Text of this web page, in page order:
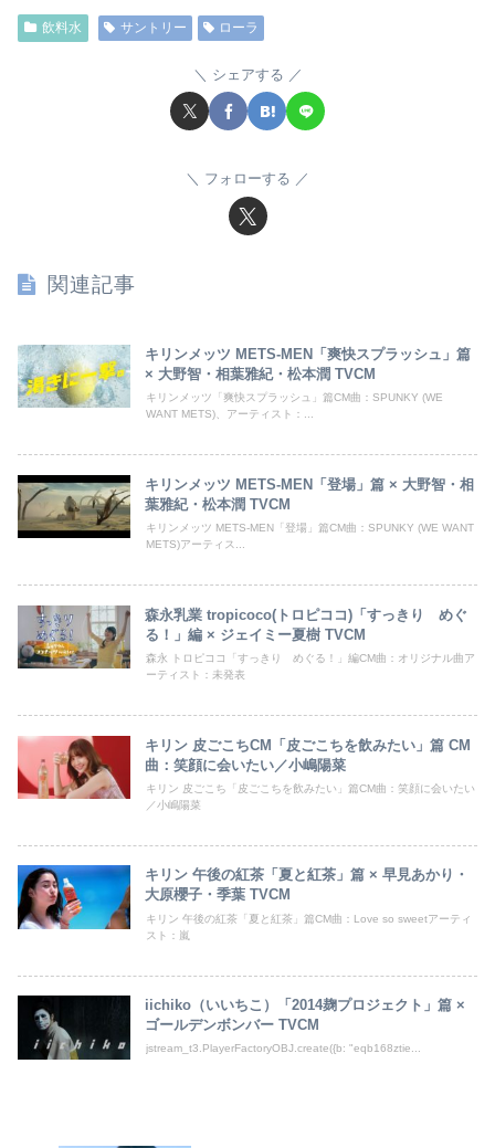
飲料水 サントリー ローラ
シェアする
フォローする
関連記事
キリンメッツ METS-MEN「爽快スプラッシュ」篇
× 大野智・相葉雅紀・松本潤 TVCM
キリンメッツ「爽快スプラッシュ」篇CM曲：SPUNKY (WE
WANT METS)、アーティスト：...
キリンメッツ METS-MEN「登場」篇 × 大野智・相
葉雅紀・松本潤 TVCM
キリンメッツ METS-MEN「登場」篇CM曲：SPUNKY (WE WANT
METS)アーティス...
森永乳業 tropicoco(トロピココ)「すっきり めぐ
る！」編 × ジェイミー夏樹 TVCM
森永 トロピココ「すっきり めぐる！」編CM曲：オリジナル曲ア
ーティスト：未発表
キリン 皮ごこちCM「皮ごこちを飲みたい」篇 CM
曲：笑顔に会いたい／小嶋陽菜
キリン 皮ごこち「皮ごこちを飲みたい」篇CM曲：笑顔に会いたい
／小嶋陽菜
キリン 午後の紅茶「夏と紅茶」篇 × 早見あかり・
大原櫻子・季葉 TVCM
キリン 午後の紅茶「夏と紅茶」篇CM曲：Love so sweetアーティ
スト：嵐
iichiko（いいちこ）「2014麹プロジェクト」篇 ×
ゴールデンボンバー TVCM
jstream_t3.PlayerFactoryOBJ.create({b: "eqb168ztie...